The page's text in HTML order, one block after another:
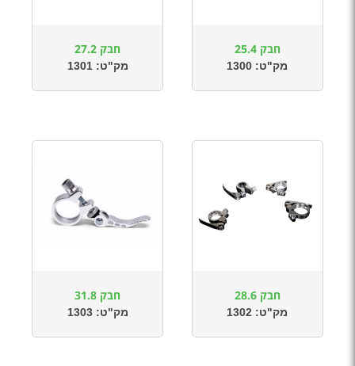
חבק 25.4
מק"ט: 1300
חבק 27.2
מק"ט:1301
חבק 28.6
מק"ט: 1302
חבק 31.8
מק"ט:1303